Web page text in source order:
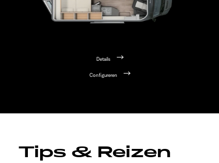
Details
Configureren
Tips & Reizen